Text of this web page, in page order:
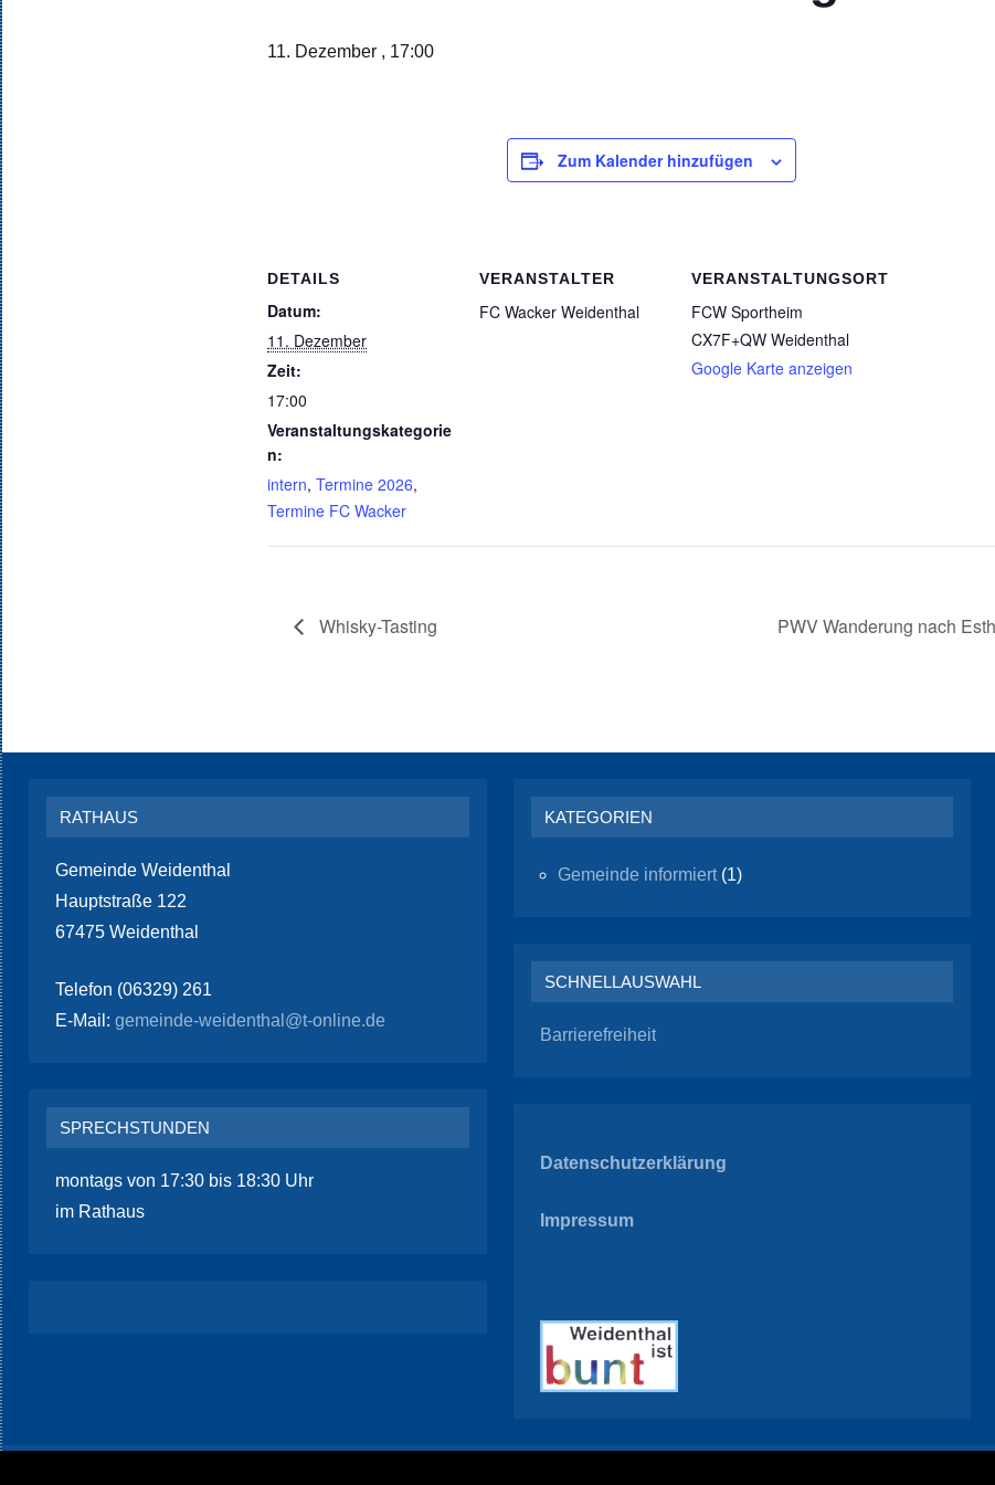
11. Dezember , 17:00
Zum Kalender hinzufügen
DETAILS
Datum:
11. Dezember
Zeit:
17:00
Veranstaltungskategorie
n:
intern, Termine 2026,
Termine FC Wacker
VERANSTALTER
FC Wacker Weidenthal
VERANSTALTUNGSORT
FCW Sportheim
CX7F+QW Weidenthal
Google Karte anzeigen
Whisky-Tasting PWV Wanderung nach
RATHAUS
Gemeinde Weidenthal
Hauptstraße 122
67475 Weidenthal
Telefon (06329) 261
E-Mail: gemeinde-weidenthal@t-online.de
SPRECHSTUNDEN
montags von 17:30 bis 18:30 Uhr
im Rathaus
KATEGORIEN
Gemeinde informiert(1)
SCHNELLAUSWAHL
Barrierefreiheit
Datenschutzerklärung
Impressum